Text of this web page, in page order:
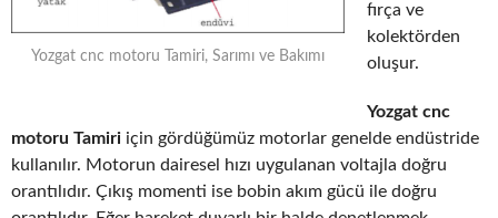
Yozgat cnc motoru Tamiri, Sarımı ve Bakımı
fırça ve
kolektörden
oluşur.
Yozgat cnc
motoru Tamiri için gördüğümüz motorlar genelde endüstride
kullanılır. Motorun dairesel hızı uygulanan voltajla doğru
orantılıdır. Çıkış momenti ise bobin akım gücü ile doğru